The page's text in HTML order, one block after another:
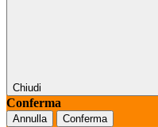
Chiudi
Conferma
Annulla Conferma